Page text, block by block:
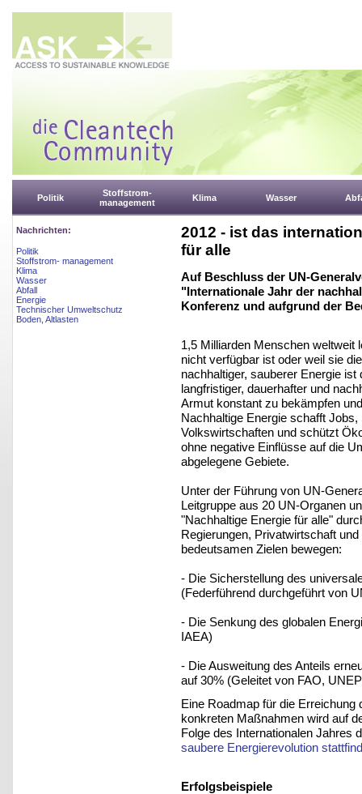
Politik
Stoffstrom-
management
Klima Wasser
Nachrichten:
Politik
Stoffstrom- management
Klima
Wasser
Abfall
Energie
Technischer Umweltschutz
Boden, Altlasten
2012 - ist das
für alle
Auf Beschluss der UN-
"Internationale Jahr der
Konferenz und aufgrund der
1,5 Milliarden Menschen weltweit
nicht verfügbar ist oder weil sie
nachhaltiger, sauberer Energie
langfristiger, dauerhafter und
Armut konstant zu bekämpfen
Nachhaltige Energie schafft
Volkswirtschaften und schützt
ohne negative Einflüsse auf die
abgelegene Gebiete.
Unter der Führung von UN-
Leitgruppe aus 20 UN-Organen
"Nachhaltige Energie für alle"
Regierungen, Privatwirtschaft
bedeutsamen Zielen bewegen:
- Die Sicherstellung des
(Federführend durchgeführt von
- Die Senkung des globalen
IAEA)
- Die Ausweitung des Anteils
auf 30% (Geleitet von FAO,
Eine Roadmap für die Erreichung
konkreten Maßnahmen wird auf
Folge des Internationalen Jahres
saubere Energierevolution
Erfolgsbeispiele